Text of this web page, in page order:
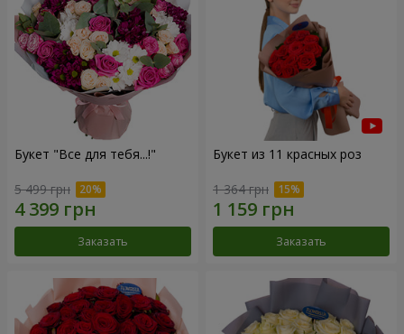
Букет "Все для тебя...!"
5 499 грн
Заказать
Букет из 11 красных роз
1 364 грн
Заказать